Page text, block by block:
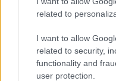
related to
I want to allow
related to security,
functionality and
user protection.
E-mail cím